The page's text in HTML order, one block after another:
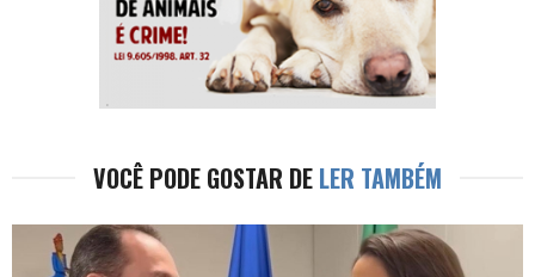
VOCÊ PODE GOSTAR DE LER TAMBÉM